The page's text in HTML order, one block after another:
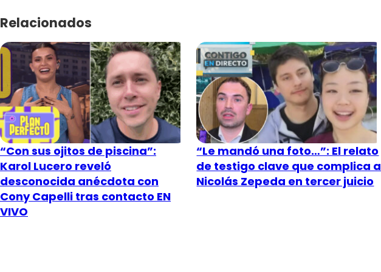
Relacionados
“Con sus ojitos de piscina”:
Karol Lucero reveló
desconocida anécdota con
Cony Capelli tras contacto EN
VIVO
“Le mandó una foto…”: El relato
de testigo clave que complica a
Nicolás Zepeda en tercer juicio